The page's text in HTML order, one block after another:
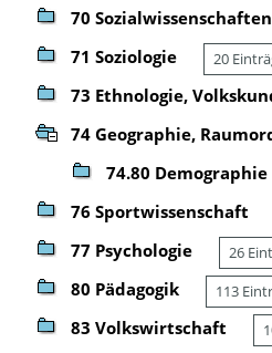
70
71 Soziologie 20
73 Ethnologie,
74 Geographie,
74.80 Demographie
76 Sportwissenschaft
77 Psychologie 26
80 Pädagogik 113
83 Volkswirtschaft